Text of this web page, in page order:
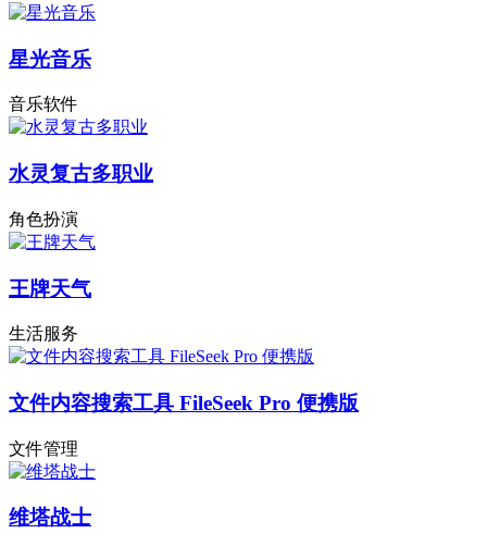
星光音乐
音乐软件
水灵复古多职业
角色扮演
王牌天气
生活服务
文件内容搜索工具 FileSeek Pro 便携版
文件管理
维塔战士